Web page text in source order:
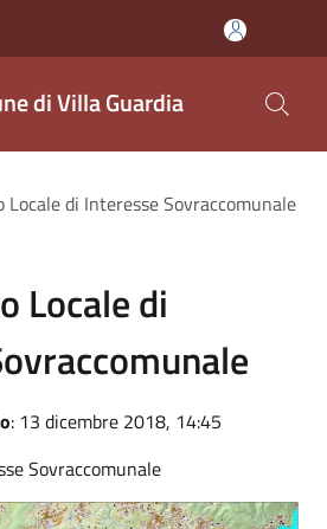
di Villa Guardia
Locale di Interesse Sovraccomunale
Locale di
: 13 dicembre 2018, 14:45
Sovraccomunale